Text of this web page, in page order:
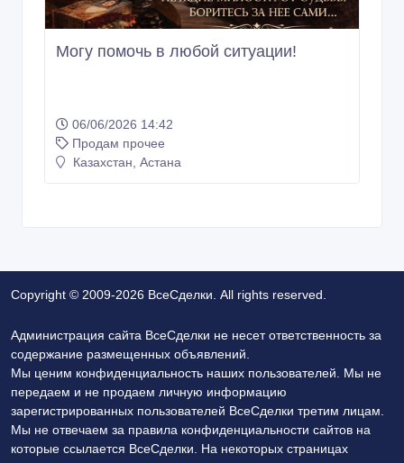
Могу помочь в любой ситуации!
06/06/2026 14:42
Продам прочее
Казахстан, Астана
Copyright © 2009-2026 ВсеСделки. All rights reserved.
Администрация сайта ВсеСделки не несет ответственность за
содержание размещенных объявлений.
Мы ценим конфиденциальность наших пользователей. Мы не
передаем и не продаем личную информацию
зарегистрированных пользователей ВсеСделки третим лицам.
Мы не отвечаем за правила конфиденциальности сайтов на
которые ссылается ВсеСделки. На некоторых страницах